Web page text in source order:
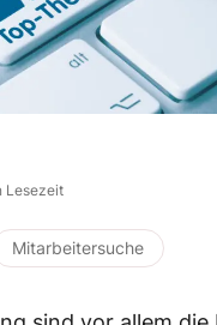
Lesezeit
Mitarbeitersuche